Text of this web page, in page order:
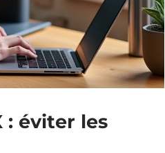
: éviter les